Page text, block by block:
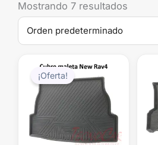
Mostrando 7 resultados
¡Oferta!
precio
original
era:
$55.000.
$49.990.